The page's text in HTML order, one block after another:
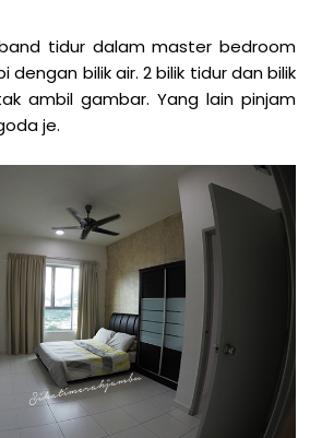
tidur dalam master bedroom
dengan bilik air. 2 bilik tidur dan bilik
ambil gambar. Yang lain pinjam
je.